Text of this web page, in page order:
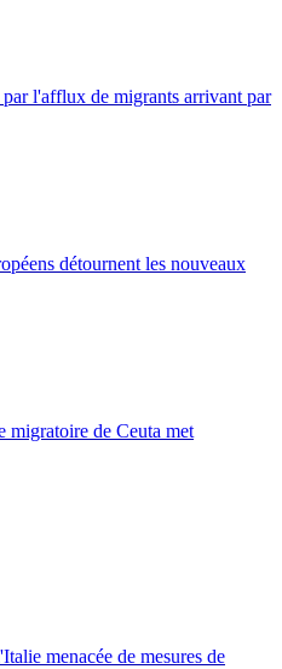
par l'afflux de migrants arrivant par
détournent les nouveaux
migratoire de Ceuta met
menacée de mesures de